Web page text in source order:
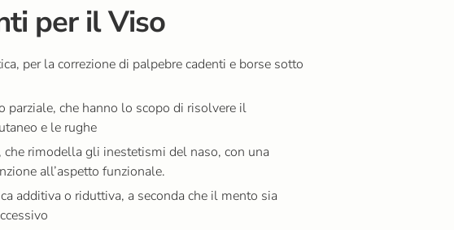
per il Viso
per la correzione di palpebre cadenti e borse sotto
parziale, che hanno lo scopo di risolvere il
e le rughe
che rimodella gli inestetismi del naso, con una
all’aspetto funzionale.
additiva o riduttiva, a seconda che il mento sia